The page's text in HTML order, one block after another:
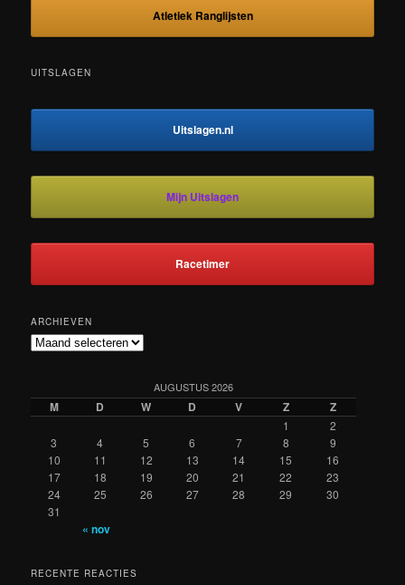
Atletiek Ranglijsten
UITSLAGEN
Uitslagen.nl
Mijn Uitslagen
Racetimer
ARCHIEVEN
Archieven
AUGUSTUS 2026
M D W D V Z Z
1
2
3
4 5 6 7 8
9
10
11 12 13 14 15
16
17
18 19 20 21 22
23
24
25 26 27 28 29
30
31
« nov
RECENTE REACTIES